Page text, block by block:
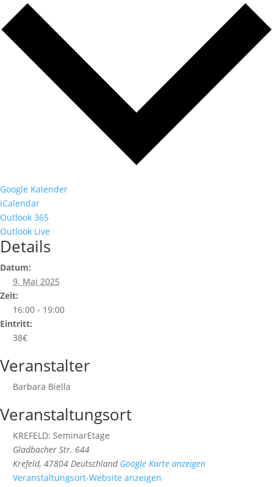
Google Kalender
iCalendar
Outlook 365
Outlook Live
Details
Datum:
9. Mai 2025
Zeit:
16:00 - 19:00
Eintritt:
38€
Veranstalter
Barbara Biella
Veranstaltungsort
KREFELD: SeminarEtage
Gladbacher Str. 644
Krefeld, 47804 Deutschland Google Karte anzeigen
Veranstaltungsort-Website anzeigen